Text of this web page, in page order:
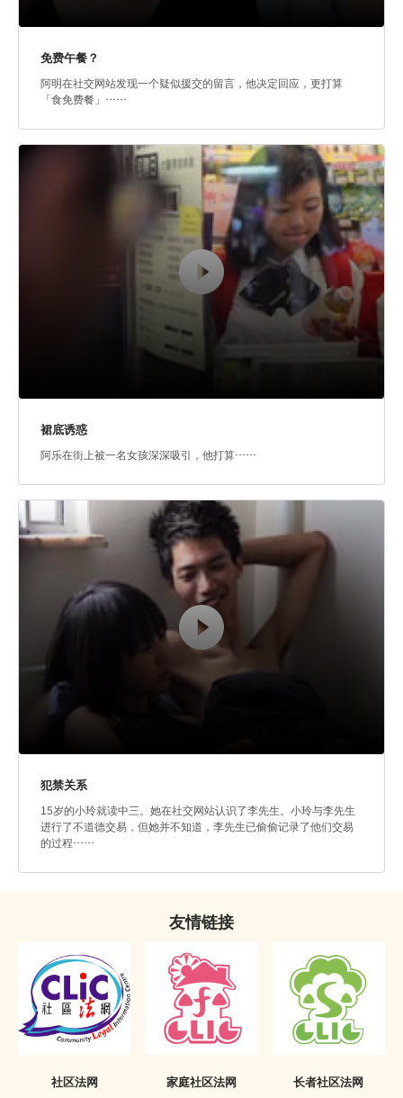
免费午餐？
阿明在社交网站发现一个疑似援交的留言，他决定回应，更打算
「食免费餐」……
裙底诱惑
阿乐在街上被一名女孩深深吸引，他打算……
犯禁关系
15岁的小玲就读中三。她在社交网站认识了李先生。小玲与李先生
进行了不道德交易，但她并不知道，李先生已偷偷记录了他们交易
的过程……
友情链接
社区法网 家庭社区法网 长者社区法网